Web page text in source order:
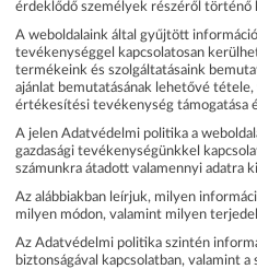
érdeklődő személyek részéről történő
A weboldalaink által gyűjtött
tevékenységgel kapcsolatosan
termékeink és szolgáltatásaink
ajánlat bemutatásának lehetővé
értékesítési tevékenység támogatása
A jelen Adatvédelmi politika a
gazdasági tevékenységünkkel
számunkra átadott valamennyi adatra
Az alábbiakban leírjuk, milyen
milyen módon, valamint milyen
Az Adatvédelmi politika szintén
biztonságával kapcsolatban, valamint